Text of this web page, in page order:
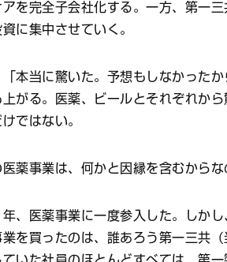
を完全子会社化する。一方、第一
に集中させていく。
本当に驚いた。予想もしなかった
がる。医薬、ビールとそれぞれか
ではない。
薬事業は、何かと因縁を含むからな
、医薬事業に一度参入した。しかし
を買ったのは、誰あろう第一三共